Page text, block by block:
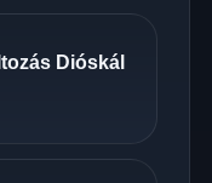
Dióskál